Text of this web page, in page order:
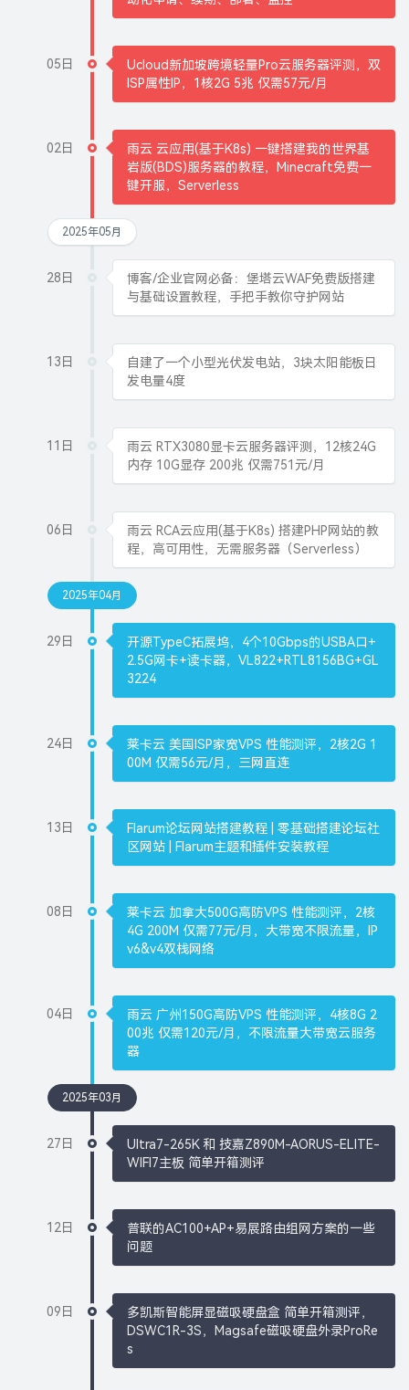
05日
Ucloud新加坡跨境轻量Pro云服务器评测，双
ISP属性IP，1核2G 5兆 仅需57元/月
02日
雨云 云应用(基于K8s) 一键搭建我的世界基
岩版(BDS)服务器的教程，Minecraft免费一
键开服，Serverless
2025年05月
28日
博客/企业官网必备：堡塔云WAF免费版搭建
与基础设置教程，手把手教你守护网站
13日
自建了一个小型光伏发电站，3块太阳能板日
发电量4度
11日
雨云 RTX3080显卡云服务器评测，12核24G
内存 10G显存 200兆 仅需751元/月
06日
雨云 RCA云应用(基于K8s) 搭建PHP网站的教
程，高可用性，无需服务器（Serverless）
2025年04月
29日
开源TypeC拓展坞，4个10Gbps的USBA口+
2.5G网卡+读卡器，VL822+RTL8156BG+GL
3224
24日
莱卡云 美国ISP家宽VPS 性能测评，2核2G 1
00M 仅需56元/月，三网直连
13日
Flarum论坛网站搭建教程 | 零基础搭建论坛社
区网站 | Flarum主题和插件安装教程
08日
莱卡云 加拿大500G高防VPS 性能测评，2核
4G 200M 仅需77元/月，大带宽不限流量，IP
v6&v4双栈网络
04日
雨云 广州150G高防VPS 性能测评，4核8G 2
00兆 仅需120元/月，不限流量大带宽云服务
器
2025年03月
27日
Ultra7-265K 和 技嘉Z890M-AORUS-ELITE-
WIFI7主板 简单开箱测评
12日
普联的AC100+AP+易展路由组网方案的一些
问题
09日
多凯斯智能屏显磁吸硬盘盒 简单开箱测评，
DSWC1R-3S，Magsafe磁吸硬盘外录ProRe
s